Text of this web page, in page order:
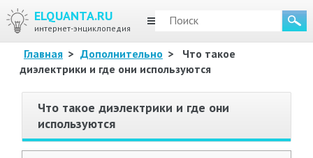
ELQUANTA.RU
интернет-энциклопедия
МЕНЮ
Главная > Дополнительно >
Что такое
диэлектрики и где они используются
Что такое диэлектрики и где они
используются